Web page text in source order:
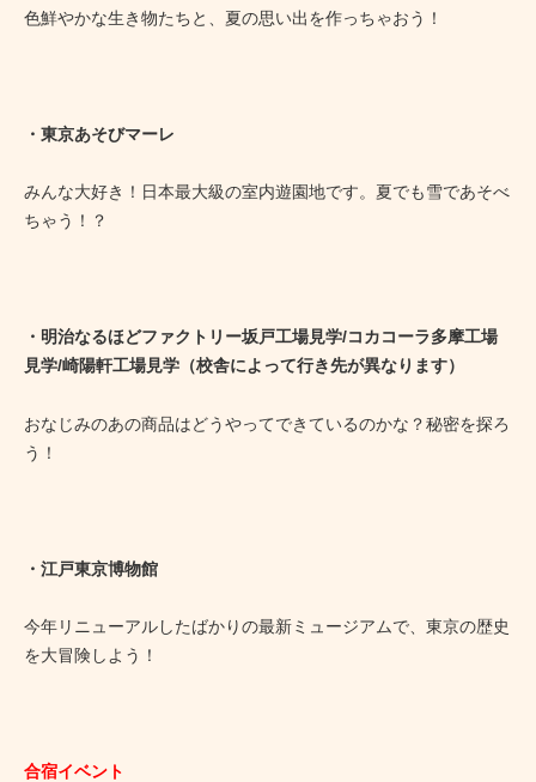
色鮮やかな生き物たちと、夏の思い出を作っちゃおう！
・東京あそびマーレ
みんな大好き！日本最大級の室内遊園地です。夏でも雪であそべ
ちゃう！？
・明治なるほどファクトリー坂戸工場見学/コカコーラ多摩工場
見学/崎陽軒工場見学（校舎によって行き先が異なります）
おなじみのあの商品はどうやってできているのかな？秘密を探ろ
う！
・江戸東京博物館
今年リニューアルしたばかりの最新ミュージアムで、東京の歴史
を大冒険しよう！
合宿イベント